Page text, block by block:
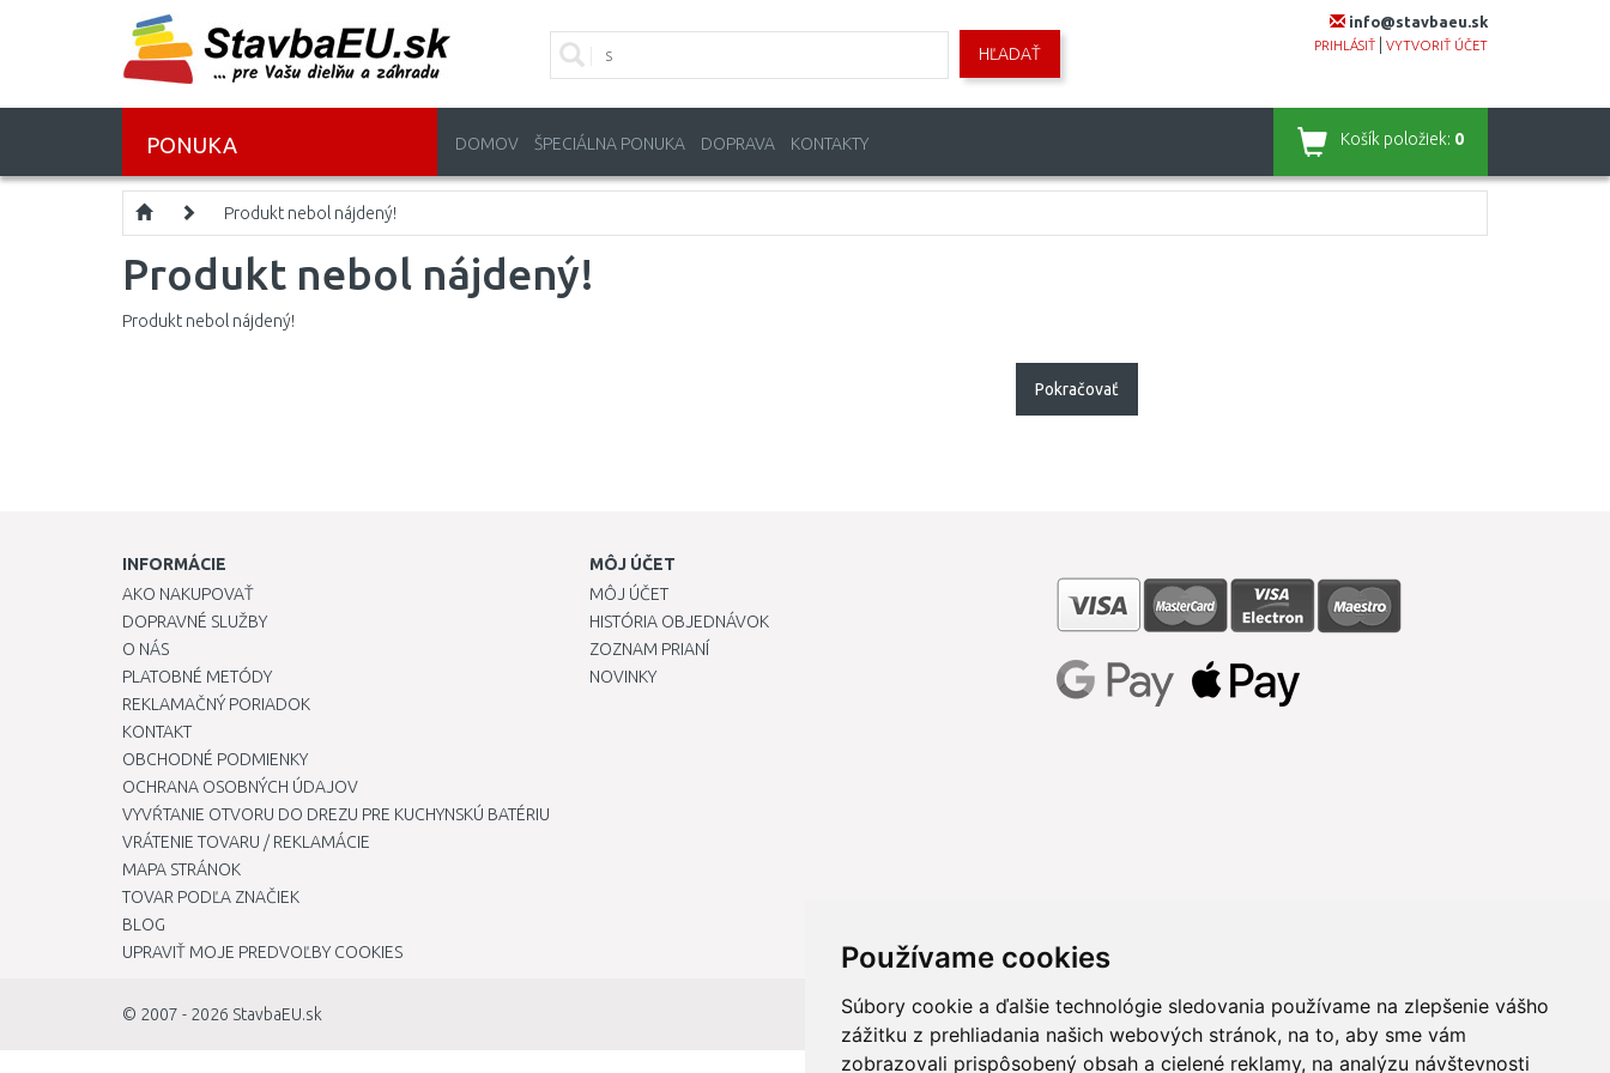
Používame cookies
Súbory cookie a ďalšie technológie sledovania používame na zlepšenie vášho
zážitku z prehliadania našich webových stránok, na to, aby sme vám
zobrazovali prispôsobený obsah a cielené reklamy, na analýzu návštevnosti
info@stavbaeu.sk
PRIHLÁSIŤ VYTVORIŤ ÚČET
HĽADAŤ
PONUKA DOMOV ŠPECIÁLNA PONUKA DOPRAVA KONTAKTY Košík položiek: 0
Produkt nebol nájdený!
Produkt nebol nájdený!
Produkt nebol nájdený!
Pokračovať
INFORMÁCIE
AKO NAKUPOVAŤ
DOPRAVNÉ SLUŽBY
O NÁS
PLATOBNÉ METÓDY
REKLAMAČNÝ PORIADOK
KONTAKT
OBCHODNÉ PODMIENKY
OCHRANA OSOBNÝCH ÚDAJOV
VYVŔTANIE OTVORU DO DREZU PRE KUCHYNSKÚ BATÉRIU
VRÁTENIE TOVARU / REKLAMÁCIE
MAPA STRÁNOK
TOVAR PODĽA ZNAČIEK
BLOG
UPRAVIŤ MOJE PREDVOĽBY COOKIES
MÔJ ÚČET
MÔJ ÚČET
HISTÓRIA OBJEDNÁVOK
ZOZNAM PRIANÍ
NOVINKY
© 2007 - 2026 StavbaEU.sk